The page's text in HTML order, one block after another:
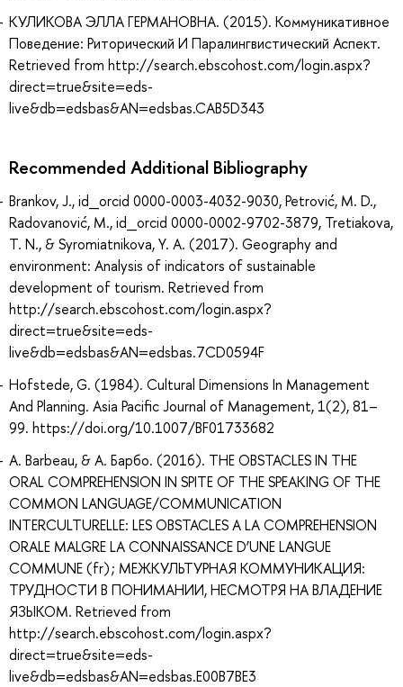
КУЛИКОВА ЭЛЛА ГЕРМАНОВНА. (2015). Коммуникативное
Поведение: Риторический И Паралингвистический Аспект.
Retrieved from http://search.ebscohost.com/login.aspx?
direct=true&site=eds-
live&db=edsbas&AN=edsbas.CAB5D343
Recommended Additional Bibliography
Brankov, J., id_orcid 0000-0003-4032-9030, Petrović, M. D.,
Radovanović, M., id_orcid 0000-0002-9702-3879, Tretiakova,
T. N., & Syromiatnikova, Y. A. (2017). Geography and
environment: Analysis of indicators of sustainable
development of tourism. Retrieved from
http://search.ebscohost.com/login.aspx?
direct=true&site=eds-
live&db=edsbas&AN=edsbas.7CD0594F
Hofstede, G. (1984). Cultural Dimensions In Management
And Planning. Asia Pacific Journal of Management, 1(2), 81–
99. https://doi.org/10.1007/BF01733682
А. Barbeau, & А. Барбо. (2016). THE OBSTACLES IN THE
ORAL COMPREHENSION IN SPITE OF THE SPEAKING OF THE
COMMON LANGUAGE/COMMUNICATION
INTERCULTURELLE: LES OBSTACLES A LA COMPREHENSION
ORALE MALGRE LA CONNAISSANCE D’UNE LANGUE
COMMUNE (fr) ; МЕЖКУЛЬТУРНАЯ КОММУНИКАЦИЯ:
ТРУДНОСТИ В ПОНИМАНИИ, НЕСМОТРЯ НА ВЛАДЕНИЕ
ЯЗЫКОМ. Retrieved from
http://search.ebscohost.com/login.aspx?
direct=true&site=eds-
live&db=edsbas&AN=edsbas.E00B7BE3